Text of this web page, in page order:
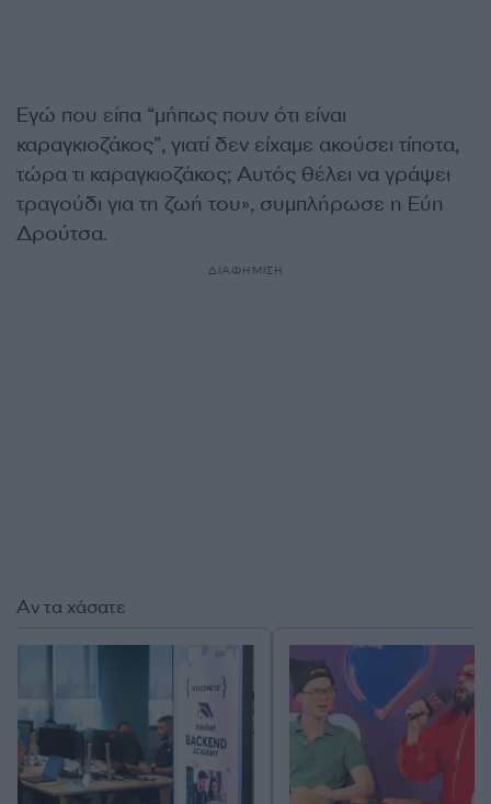
Εγώ που είπα “μήπως πουν ότι είναι
καραγκιοζάκος”, γιατί δεν είχαμε ακούσει τίποτα,
τώρα τι καραγκιοζάκος; Αυτός θέλει να γράψει
τραγούδι για τη ζωή του», συμπλήρωσε η Εύη
Δρούτσα.
ΔΙΑΦΗΜΙΣΗ
Αν τα χάσατε